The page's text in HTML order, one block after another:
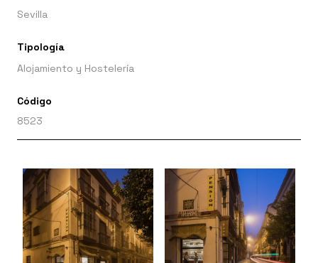
Sevilla
Tipología
Alojamiento y Hostelería
Código
8523